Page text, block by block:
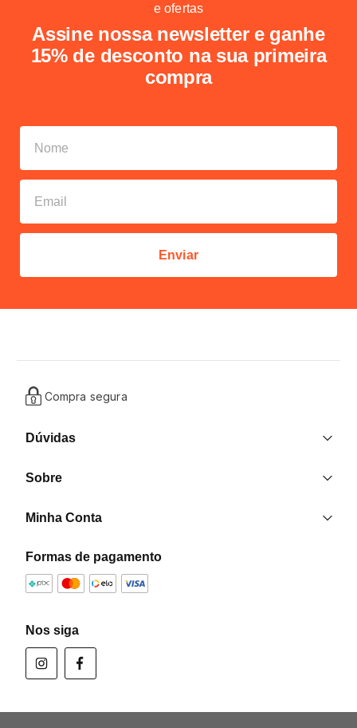
e ofertas
Assine nossa newsletter e ganhe
15% de desconto na sua primeira
compra
Enviar
Compra segura
Dúvidas
Contato
Sobre
Formas de pagamento
Política de Privacidade
Minha Conta
Meus Pedidos
Formas de pagamento
Nos siga